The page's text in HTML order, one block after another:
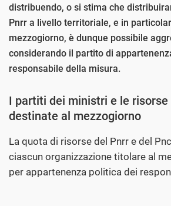
distribuendo, o si stima che
Pnrr a livello territoriale, e in
mezzogiorno, è dunque possibile
considerando il partito di
responsabile della misura.
I partiti dei ministri e le risorse
destinate al mezzogiorno
La quota di risorse del Pnrr e del
ciascun organizzazione titolare al
per appartenenza politica dei